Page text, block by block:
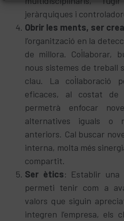
jeràrquiques i
Obrir les ments, ser
l’organització en la
de millora. Col·laborar,
nous sistemes de treball
clau. La col·laboració
eficaces, al costat de
permetrà enfocar
alternatives iguals o
anteriors. Cal buscar
interna, molta més
compartit.
Ser ètics: Establir una
permeti tenir com a
valors que siguin
integren l’empresa, els